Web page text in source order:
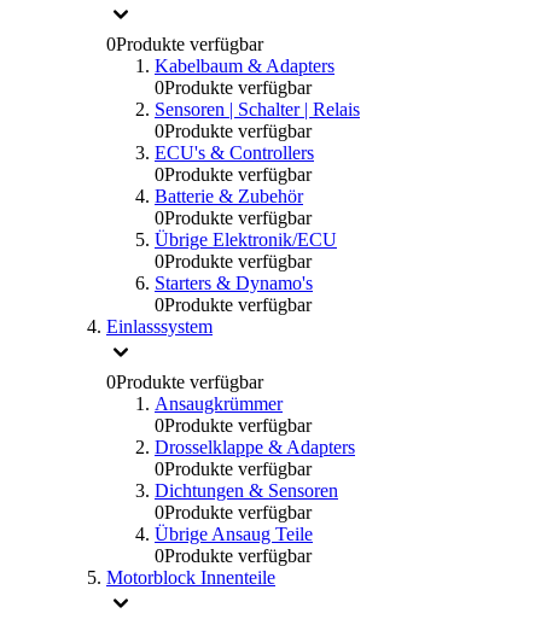
0Produkte verfügbar
Kabelbaum & Adapters
0Produkte verfügbar
Sensoren | Schalter | Relais
0Produkte verfügbar
ECU's & Controllers
0Produkte verfügbar
Batterie & Zubehör
0Produkte verfügbar
Übrige Elektronik/ECU
0Produkte verfügbar
Starters & Dynamo's
0Produkte verfügbar
Einlasssystem
0Produkte verfügbar
Ansaugkrümmer
0Produkte verfügbar
Drosselklappe & Adapters
0Produkte verfügbar
Dichtungen & Sensoren
0Produkte verfügbar
Übrige Ansaug Teile
0Produkte verfügbar
Motorblock Innenteile